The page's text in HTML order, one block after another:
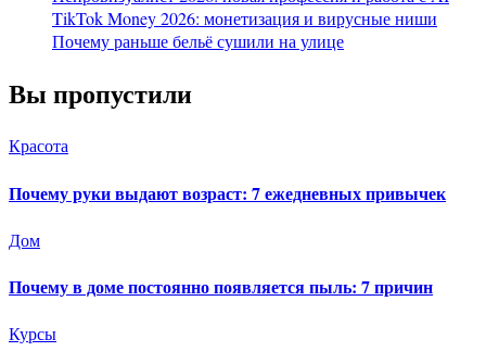
TikTok Money 2026: монетизация и вирусные ниши
Почему раньше бельё сушили на улице
Вы пропустили
Красота
Почему руки выдают возраст: 7 ежедневных привычек
Дом
Почему в доме постоянно появляется пыль: 7 причин
Курсы